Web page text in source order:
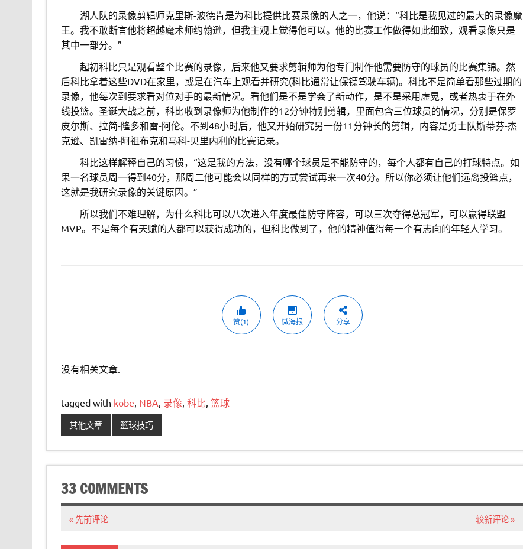
湖人队的录像剪辑师克里斯-波德肯是为科比提供比赛录像的人之一，他说：“科比是我见过的最大的录像魔
王。我不敢断言他将超越魔术师约翰逊，但我主观上觉得他可以。他的比赛工作做得如此细致，观看录像只是
其中一部分。”
起初科比只是观看整个比赛的录像，后来他又要求剪辑师为他专门制作他需要防守的球员的比赛集锦。然
后科比拿着这些DVD在家里，或是在汽车上观看并研究(科比通常让保镖驾驶车辆)。科比不是简单看那些过期的
录像，他每次到要求看对位对手的最新情况。看他们是不是学会了新动作，是不是采用虚晃，或者热衷于在外
线投篮。圣诞大战之前，科比收到录像师为他制作的12分钟特别剪辑，里面包含三位球员的情况，分别是保罗-
皮尔斯、拉简-隆多和雷-阿伦。不到48小时后，他又开始研究另一份11分钟长的剪辑，内容是勇士队斯蒂芬-杰
克逊、凯雷纳-阿祖布克和马科-贝里内利的比赛记录。
科比这样解释自己的习惯，“这是我的方法，没有哪个球员是不能防守的，每个人都有自己的打球特点。如
果一名球员周一得到40分，那周二他可能会以同样的方式尝试再来一次40分。所以你必须让他们远离投篮点，
这就是我研究录像的关键原因。”
所以我们不难理解，为什么科比可以八次进入年度最佳防守阵容，可以三次夺得总冠军，可以赢得联盟
MVP。不是每个有天赋的人都可以获得成功的，但科比做到了，他的精神值得每一个有志向的年轻人学习。
赞(1) 微海报 分享
没有相关文章.
tagged with kobe, NBA, 录像, 科比, 篮球
其他文章 篮球技巧
33 COMMENTS
« 先前评论 较新评论 »